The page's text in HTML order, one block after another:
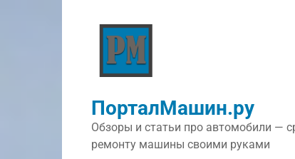
ПорталМашин.ру
Обзоры и статьи про автомобили —
ремонту машины своими руками